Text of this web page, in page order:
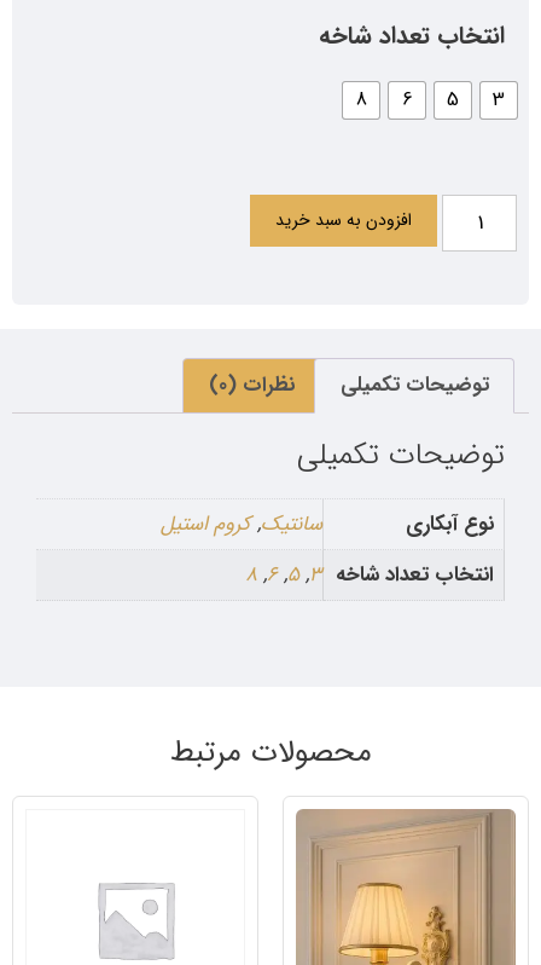
انتخاب تعداد شاخه
3
5
6
8
افزودن به سبد خرید
توضیحات تکمیلی نظرات (0)
توضیحات تکمیلی
نوع آبکاری سانتیک,کروم استیل
انتخاب تعداد شاخه 3
,
5
,
6
,
8
محصولات مرتبط